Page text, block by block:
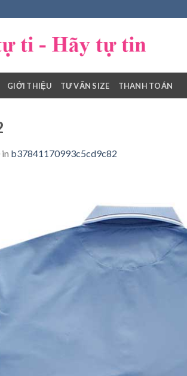
GIỚI THIỆU TƯ VẤN SIZE THANH TOÁN
in b37841170993c5cd9c82